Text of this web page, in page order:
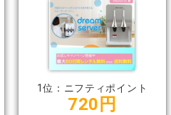
1位：ニフティポイント
720円